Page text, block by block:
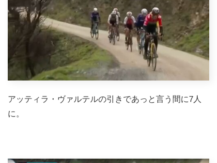
アッティラ・ヴァルテルの引きであっと言う間に7人
に。